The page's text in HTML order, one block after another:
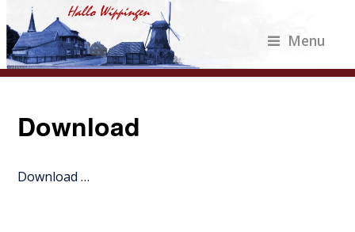
Menu
Download
Download …